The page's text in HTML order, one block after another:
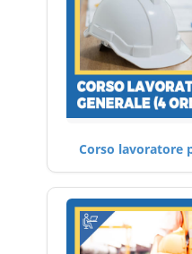
Corso lavoratore